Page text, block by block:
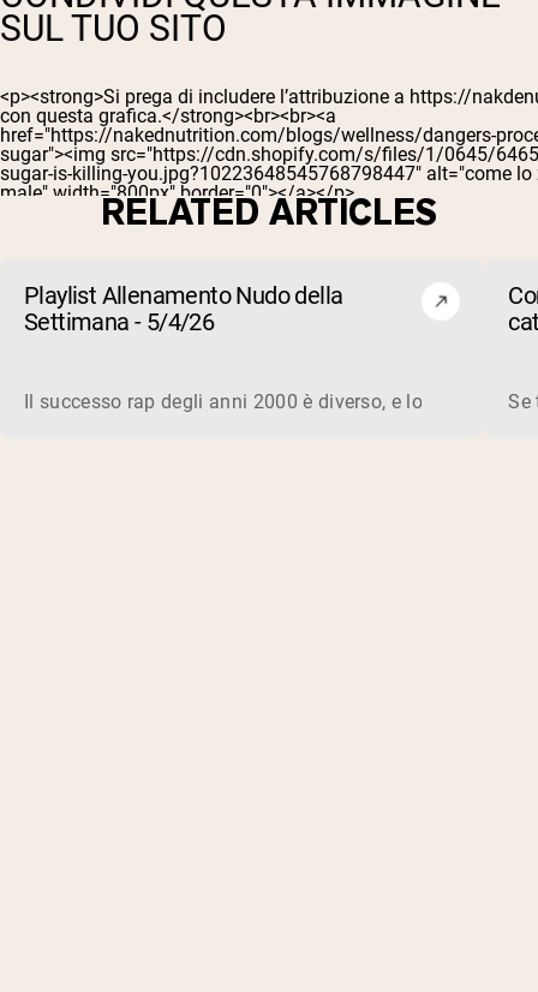
SUL TUO SITO
RELATED ARTICLES
Playlist Allenamento Nudo della
Settimana - 5/4/26
Il successo rap degli anni 2000 è diverso, e lo è ancoraSe